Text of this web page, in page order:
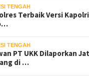
TENGAH
Terbaik Versi
TENGAH
PT UKK Dilaporkan
di …